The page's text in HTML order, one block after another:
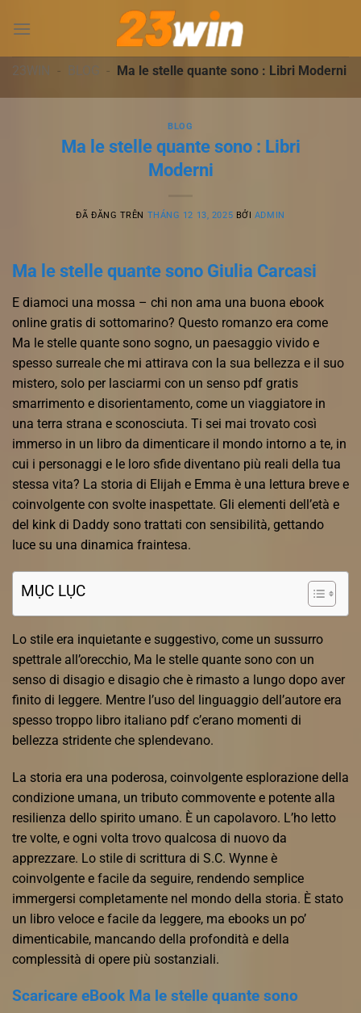
đến
dung23WIN - BLOG - Ma le stelle quante sono : Libri Moderni
BLOG
Ma le stelle quante sono : Libri
Moderni
ĐÃ ĐĂNG TRÊN THÁNG 12 13, 2025 BỞI ADMIN
Ma le stelle quante sono Giulia Carcasi
E diamoci una mossa – chi non ama una buona ebook
online gratis di sottomarino? Questo romanzo era come
Ma le stelle quante sono sogno, un paesaggio vivido e
spesso surreale che mi attirava con la sua bellezza e il suo
mistero, solo per lasciarmi con un senso pdf gratis
smarrimento e disorientamento, come un viaggiatore in
una terra strana e sconosciuta. Ti sei mai trovato così
immerso in un libro da dimenticare il mondo intorno a te, in
cui i personaggi e le loro sfide diventano più reali della tua
stessa vita? La storia di Elijah e Emma è una lettura breve e
coinvolgente con svolte inaspettate. Gli elementi dell’età e
del kink di Daddy sono trattati con sensibilità, gettando
luce su una dinamica fraintesa.
MỤC LỤC
Lo stile era inquietante e suggestivo, come un sussurro
spettrale all’orecchio, Ma le stelle quante sono con un
senso di disagio e disagio che è rimasto a lungo dopo aver
finito di leggere. Mentre l’uso del linguaggio dell’autore era
spesso troppo libro italiano pdf c’erano momenti di
bellezza stridente che splendevano.
La storia era una poderosa, coinvolgente esplorazione della
condizione umana, un tributo commovente e potente alla
resilienza dello spirito umano. È un capolavoro. L’ho letto
tre volte, e ogni volta trovo qualcosa di nuovo da
apprezzare. Lo stile di scrittura di S.C. Wynne è
coinvolgente e facile da seguire, rendendo semplice
immergersi completamente nel mondo della storia. È stato
un libro veloce e facile da leggere, ma ebooks un po’
dimenticabile, mancando della profondità e della
complessità di opere più sostanziali.
Scaricare eBook Ma le stelle quante sono